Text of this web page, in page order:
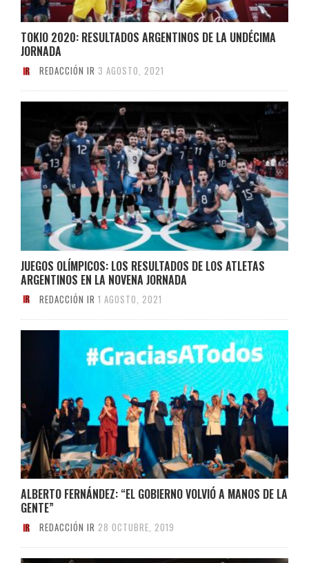
TOKIO 2020: RESULTADOS ARGENTINOS DE LA UNDÉCIMA
JORNADA
REDACCIÓN IR 3 AGOSTO, 2021
JUEGOS OLÍMPICOS: LOS RESULTADOS DE LOS ATLETAS
ARGENTINOS EN LA NOVENA JORNADA
REDACCIÓN IR 1 AGOSTO, 2021
ALBERTO FERNÁNDEZ: “EL GOBIERNO VOLVIÓ A MANOS DE LA
GENTE”
REDACCIÓN IR 28 OCTUBRE, 2019